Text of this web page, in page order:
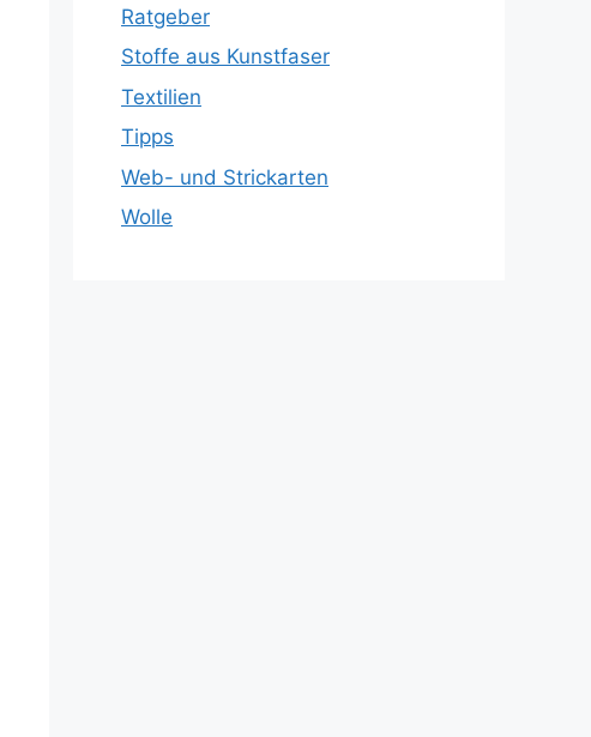
Ratgeber
Stoffe aus Kunstfaser
Textilien
Tipps
Web- und Strickarten
Wolle